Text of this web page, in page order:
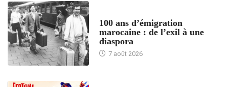
100 ans d’émigration
marocaine : de l’exil à une
diaspora
7 août 2026